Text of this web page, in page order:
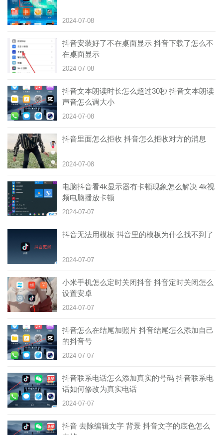
2024-07-08
抖音安装好了不在桌面显示 抖音下载了怎么不
在桌面显示
2024-07-08
抖音文本朗读时长怎么超过30秒 抖音文本朗读
声音怎么调大小
2024-07-08
抖音里面怎么拒收 抖音怎么拒收对方的消息
2024-07-08
电脑抖音看4k显示器有卡顿现象怎么解决 4k视
频电脑播放卡顿
2024-07-07
抖音无法用模板 抖音里的模板为什么找不到了
2024-07-07
小米手机怎么定时关闭抖音 抖音定时关闭怎么
设置安卓
2024-07-07
抖音怎么在结尾加照片 抖音结尾怎么添加自己
的抖音号
2024-07-07
抖音联系电话怎么添加真实的号码 抖音联系电
话如何修改为真实电话
2024-07-07
抖音 去除编辑文字 背景 抖音文字的底色怎么